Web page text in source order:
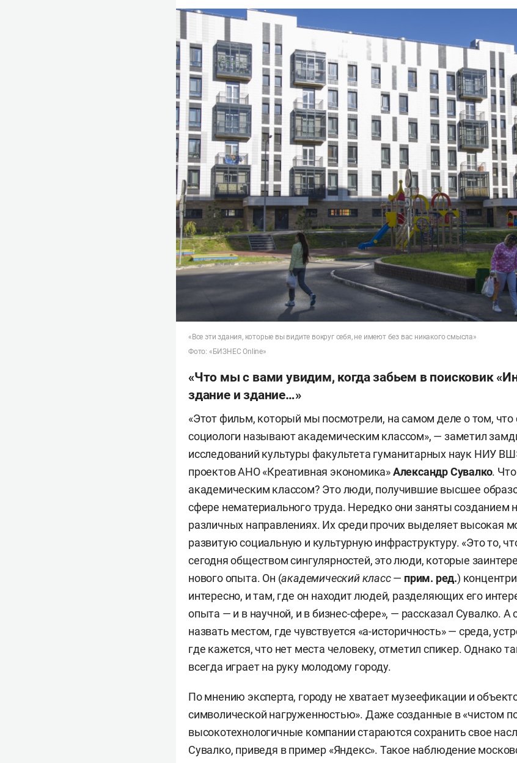
«Все эти здания, которые вы видите вокруг себя, не имеют без вас никакого смысла»
Фото: «БИЗНЕС Online»
«Что мы с вами увидим, когда забьем в поисковик
здание и здание…»
«Этот фильм, который мы посмотрели, на самом деле о том, что
социологи называют академическим классом», — заметил
исследований культуры факультета гуманитарных наук НИУ
проектов АНО «Креативная экономика»Александр Сувалко.
академическим классом? Это люди, получившие высшее
сфере нематериального труда. Нередко они заняты
различных направлениях. Их среди прочих выделяет высокая
развитую социальную и культурную инфраструктуру. «Это то,
сегодня обществом сингулярностей, это люди, которые
нового опыта. Он (академический класс— прим. ред.)
интересно, и там, где он находит людей, разделяющих его
опыта — и в научной, и в бизнес-сфере», — рассказал Сувалко.
назвать местом, где чувствуется «а-историчность» — среда,
где кажется, что нет места человеку, отметил спикер. Однако
всегда играет на руку молодому городу.
По мнению эксперта, городу не хватает музеефикации и
символической нагруженностью». Даже созданные в «чистом
высокотехнологичные компании стараются сохранить свое
Сувалко, приведя в пример «Яндекс». Такое наблюдение